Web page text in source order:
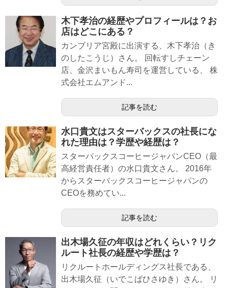
木下孝治の経歴やプロフィールは？お
店はどこにある？
カンブリア宮殿に出演する、木下孝治（き
のしたこうじ）さん。 回転すしチェーン
店、金沢まいもん寿司を運営している、 株
式会社エムアンド...
記事を読む
水口貴文はスターバックスの社長にな
れた理由は？学歴や経歴は？
スターバックスコーヒージャパンCEO（最
高経営責任者）の水口貴文さん。 2016年
からスターバックスコーヒージャパンの
CEOを務めてい...
記事を読む
出木場久征の年収はどれくらい？リク
ルート社長の経歴や学歴は？
リクルートホールディングス社長である、
出木場久征（いでこばひさゆき）さん。 リ